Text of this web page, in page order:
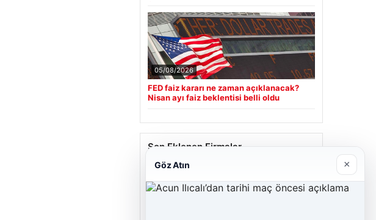
05/08/2026
FED faiz kararı ne zaman açıklanacak?
Nisan ayı faiz beklentisi belli oldu
Son Eklenen Firmalar
23/06/2026
Göz Atın ×